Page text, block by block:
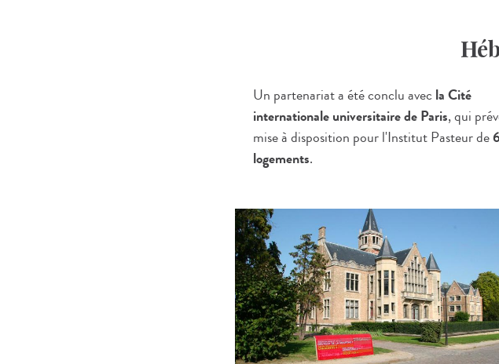
Un partenariat a été conclu avec la Cité
internationale universitaire de Paris, qui
mise à disposition pour l'Institut Pasteur de
logements.